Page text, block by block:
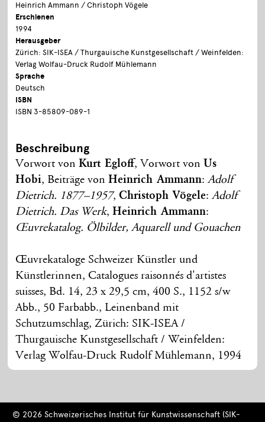
Heinrich Ammann / Christoph Vögele
Erschienen
1994
Herausgeber
Zürich: SIK-ISEA / Thurgauische Kunstgesellschaft / Weinfelden:
Verlag Wolfau-Druck Rudolf Mühlemann
Sprache
Deutsch
ISBN
ISBN 3-85809-089-1
Beschreibung
Vorwort vonKurt Egloff, Vorwort von Us
Hobi, Beiträge vonHeinrich Ammann:Adolf
Dietrich. 1877–1957,Christoph Vögele:Adolf
Dietrich. Das Werk,Heinrich Ammann:
Œuvrekatalog. Ölbilder, Aquarell und Gouachen
Œuvrekataloge Schweizer Künstler und
Künstlerinnen, Catalogues raisonnés d'artistes
suisses, Bd. 14, 23 x 29,5 cm, 400 S., 1152 s/w
Abb., 50 Farbabb., Leinenband mit
Schutzumschlag, Zürich: SIK-ISEA /
Thurgauische Kunstgesellschaft / Weinfelden:
Verlag Wolfau-Druck Rudolf Mühlemann, 1994
© 2026 Schweizerisches Institut für Kunstwissenschaft (SIK-